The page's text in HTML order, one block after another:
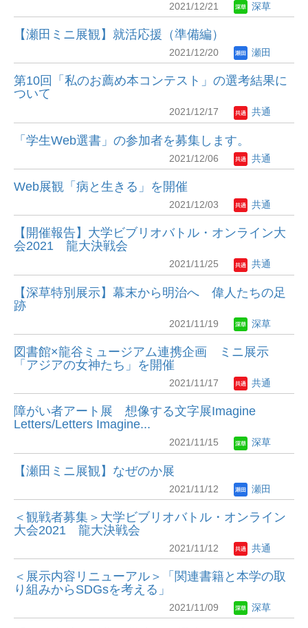
2021/12/21 深草
【瀬田ミニ展観】就活応援（準備編）
2021/12/20 瀬田
第10回「私のお薦め本コンテスト」の選考結果に
ついて
2021/12/17 共通
「学生Web選書」の参加者を募集します。
2021/12/06 共通
Web展観「病と生きる」を開催
2021/12/03 共通
【開催報告】大学ビブリオバトル・オンライン大
会2021 龍大決戦会
2021/11/25 共通
【深草特別展示】幕末から明治へ 偉人たちの足
跡
2021/11/19 深草
図書館×龍谷ミュージアム連携企画 ミニ展示
「アジアの女神たち」を開催
2021/11/17 共通
障がい者アート展 想像する文字展Imagine
Letters/Letters Imagine...
2021/11/15 深草
【瀬田ミニ展観】なぜのか展
2021/11/12 瀬田
＜観戦者募集＞大学ビブリオバトル・オンライン
大会2021 龍大決戦会
2021/11/12 共通
＜展示内容リニューアル＞「関連書籍と本学の取
り組みからSDGsを考える」
2021/11/09 深草